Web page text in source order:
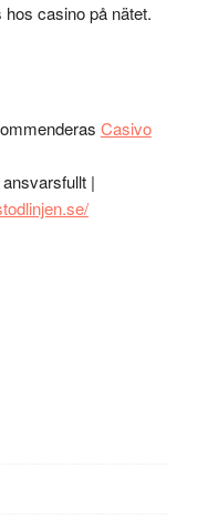
casino på nätet.
Casivo
|